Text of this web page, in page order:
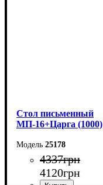
Cтол письменный
МП-16+Царга (1000)
25178
4337грн
4120грн